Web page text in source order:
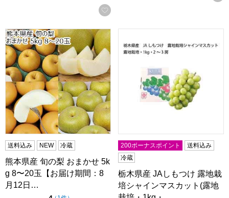
お気に入りに登録する
熊本県産 旬の梨 おまかせ 5kg 8〜20玉【お届け期間：8月
送料込み NEW 冷蔵
熊本県産 旬の梨 おまかせ 5k
g 8〜20玉【お届け期間：8
月12日…
200ボーナスポイント
送料込み
冷蔵
栃木県産 JAしもつけ 露地栽
培シャインマスカット(露地